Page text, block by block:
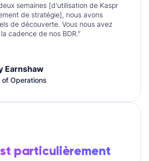
semaines [d'utilisation de Kaspr
de stratégie], nous avons
de découverte. Vous nous avez
cadence de nos BDR.”
Earnshaw
of Operations
particulièrement